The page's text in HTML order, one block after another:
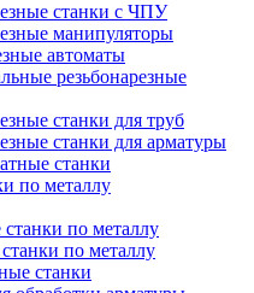
станки с ЧПУ
манипуляторы
автоматы
резьбонарезные
станки для труб
станки для арматуры
станки
по металлу
станки по металлу
по металлу
станки